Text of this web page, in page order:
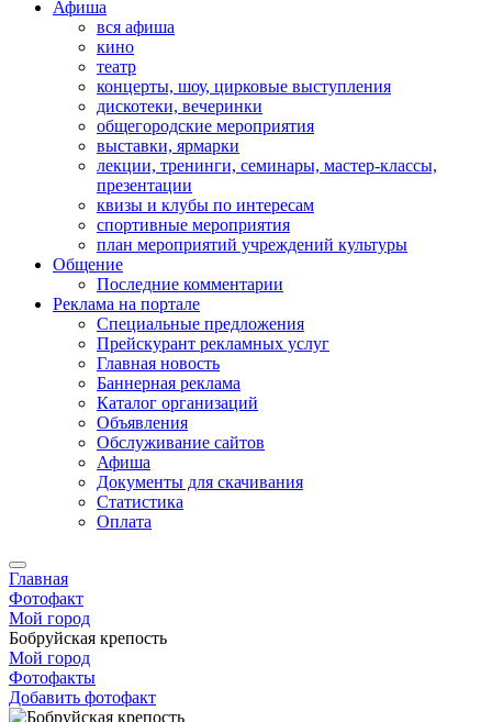
Афиша
вся афиша
кино
театр
концерты, шоу, цирковые выступления
дискотеки, вечеринки
общегородские мероприятия
выставки, ярмарки
лекции, тренинги, семинары, мастер-классы,
презентации
квизы и клубы по интересам
спортивные мероприятия
план мероприятий учреждений культуры
Общение
Последние комментарии
Реклама на портале
Специальные предложения
Прейскурант рекламных услуг
Главная новость
Баннерная реклама
Каталог организаций
Объявления
Обслуживание сайтов
Афиша
Документы для скачивания
Статистика
Оплата
Главная
Фотофакт
Мой город
Бобруйская крепость
Мой город
Фотофакты
Добавить фотофакт